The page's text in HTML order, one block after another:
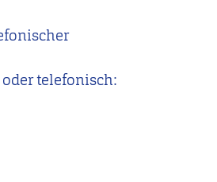
telefonisch: